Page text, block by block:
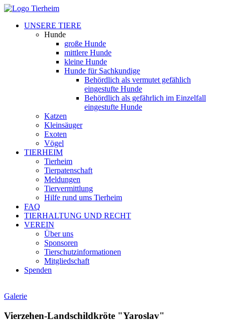
UNSERE TIERE
Hunde
große Hunde
mittlere Hunde
kleine Hunde
Hunde für Sachkundige
Behördlich als vermutet gefählich
eingestufte Hunde
Behördlich als gefährlich im Einzelfall
eingestufte Hunde
Katzen
Kleinsäuger
Exoten
Vögel
TIERHEIM
Tierheim
Tierpatenschaft
Meldungen
Tiervermittlung
Hilfe rund ums Tierheim
FAQ
TIERHALTUNG UND RECHT
VEREIN
Über uns
Sponsoren
Tierschutzinformationen
Mitgliedschaft
Spenden
Galerie
Vierzehen-Landschildkröte "Yaroslav"